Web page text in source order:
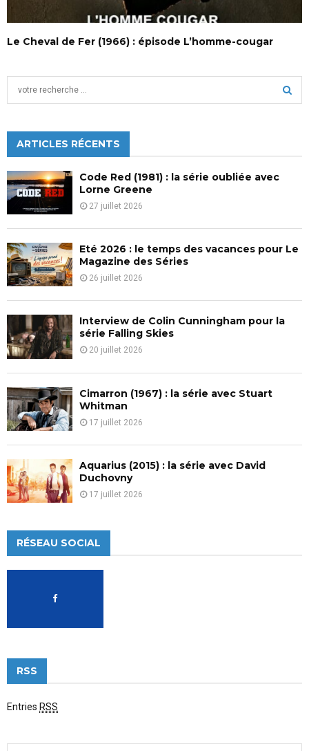
Le Cheval de Fer (1966) : épisode L’homme-cougar
h
f
o
r
:
C
H
ARTICLES RÉCENTS
Code Red (1981) : la série oubliée avec
Lorne Greene
27 juillet 2026
Eté 2026 : le temps des vacances pour Le
Magazine des Séries
26 juillet 2026
Interview de Colin Cunningham pour la
série Falling Skies
20 juillet 2026
Cimarron (1967) : la série avec Stuart
Whitman
17 juillet 2026
Aquarius (2015) : la série avec David
Duchovny
17 juillet 2026
RÉSEAU SOCIAL
RSS
Entries RSS